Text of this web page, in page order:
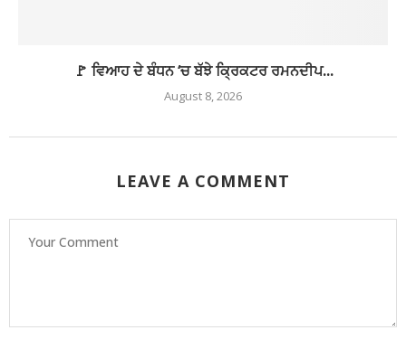
🚩 ਵਿਆਹ ਦੇ ਬੰਧਨ ‘ਚ ਬੱਝੇ ਕ੍ਰਿਕਟਰ ਰਮਨਦੀਪ...
August 8, 2026
LEAVE A COMMENT